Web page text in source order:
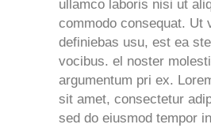
ullamco laboris nisi ut
commodo consequat. Ut
definiebas usu, est ea
vocibus. el noster
argumentum pri ex.
sit amet, consectetur
sed do eiusmod tempor